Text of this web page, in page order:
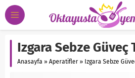
Izgara Sebze Güveç
Anasayfa » Aperatifler » Izgara Sebze